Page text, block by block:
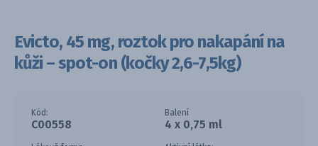
Evicto, 45 mg, roztok pro nakapání na
kůži – spot-on (kočky 2,6-7,5kg)
Kód:
C00558
Balení
4 x 0,75 ml